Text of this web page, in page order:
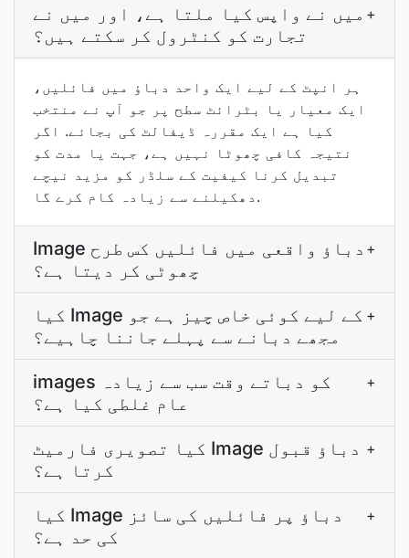
میں نے واپس کیا ملتا ہے، اور میں نے
تجارت کو کنٹرول کر سکتے ہیں؟
+
ہر انپٹ کے لیے ایک واحد دباؤ میں فائلیں،
ایک معیار یا بٹرائٹ سطح پر جو آپ نے منتخب
کیا ہے ایک مقررہ ڈیفالٹ کی بجائے. اگر
نتیجہ کافی چھوٹا نہیں ہے، جہت یا مدت کو
تبدیل کرنا کیفیت کے سلڈر کو مزید نیچے
دھکیلنے سے زیادہ کام کرے گا.
Image دباؤ واقعی میں فائلیں کس طرح
چھوٹی کر دیتا ہے؟
+
کیا Image کے لیے کوئی خاص چیز ہے جو
مجھے دبانے سے پہلے جاننا چاہیے؟
+
images کو دباتے وقت سب سے زیادہ
عام غلطی کیا ہے؟
+
کیا تصویری فارمیٹ Image دباؤ قبول
کرتا ہے؟
+
کیا Image دباؤ پر فائلیں کی سائز
کی حد ہے؟
+